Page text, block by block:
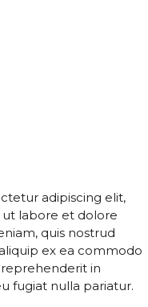
adipiscing elit,
labore et dolore
quis nostrud
ex ea commodo
in
fugiat nulla pariatur.